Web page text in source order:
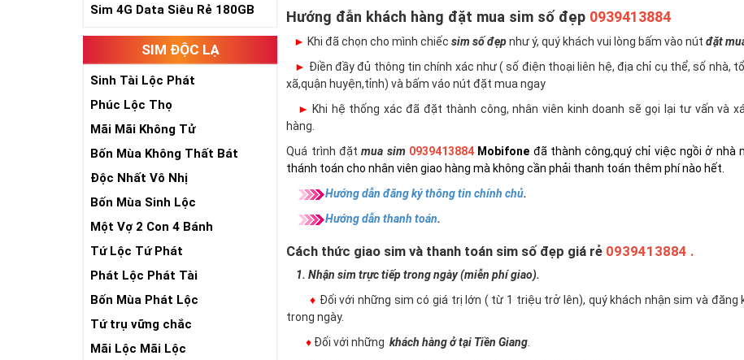
Sim 4G Data Siêu Rẻ 180GB
SIM ĐỘC LẠ
Sinh Tài Lộc Phát
Phúc Lộc Thọ
Mãi Mãi Không Tử
Bốn Mùa Không Thất Bát
Độc Nhất Vô Nhị
Bốn Mùa Sinh Lộc
Một Vợ 2 Con 4 Bánh
Tứ Lộc Tứ Phát
Phát Lộc Phát Tài
Bốn Mùa Phát Lộc
Tứ trụ vững chắc
Mãi Lộc Mãi Lộc
Hướng đẫn khách hàng đặt mua sim số đẹp 0939413884
► Khi đã chọn cho mình chiếcsim số đẹpnhư ý, quý khách vui lòng bấm vào nútđặt
► Điền đầy đủ thông tin chính xác như ( số điện thoại liên hệ, địa chỉ cụ thể, số nhà,
xã,quận huyện,tỉnh) và bấm váo nút đặt mua ngay
► Khi hệ thống xác đã đặt thành công, nhân viên kinh doanh sẽ gọi lại tư vấn và
hàng.
Quá trình đặtmua sim 0939413884 Mobifone đã thành công,quý chỉ việc ngồi ở nhà
thánh toán cho nhân viên giao hàng mà không cần phải thanh toán thêm phí nào hết.
Hướng dẫn đăng ký thông tin chính chủ.
Hướng dẫn thanh toán.
Cách thức giao sim và thanh toán sim số đẹp giá rẻ 0939413884 .
1. Nhận sim trực tiếp trong ngày (miễn phí giao).
♦ Đối với những sim có giá trị lớn ( từ 1 triệu trở lên), quý khách nhận sim và đăng
trong ngày.
♦ Đối với nhữngkhách hàng ở tại Tiền Giang